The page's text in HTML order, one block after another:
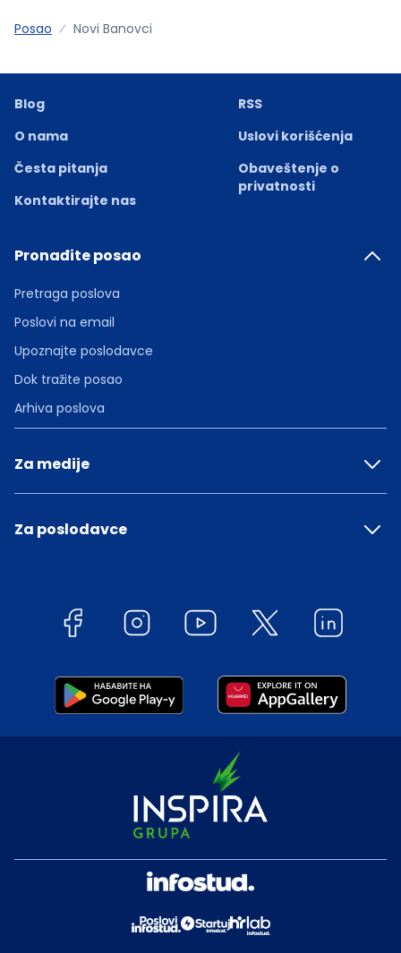
Posao Novi Banovci
Blog
O nama
Česta pitanja
Kontaktirajte nas
RSS
Uslovi korišćenja
Obaveštenje o
privatnosti
Pronađite posao
Pretraga poslova
Poslovi na email
Upoznajte poslodavce
Dok tražite posao
Arhiva poslova
Za medije
Za poslodavce